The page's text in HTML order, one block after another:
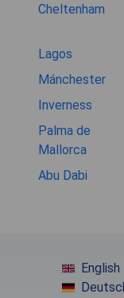
Cheltenham
Lagos
Mánchester
Inverness
Palma de
Mallorca
Abu Dabi
English